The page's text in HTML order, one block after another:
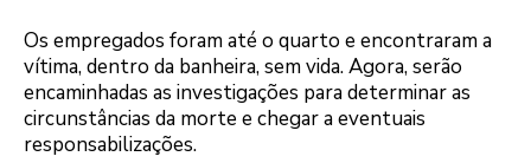
Os empregados foram até o quarto e encontraram a
vítima, dentro da banheira, sem vida. Agora, serão
encaminhadas as investigações para determinar as
circunstâncias da morte e chegar a eventuais
responsabilizações.